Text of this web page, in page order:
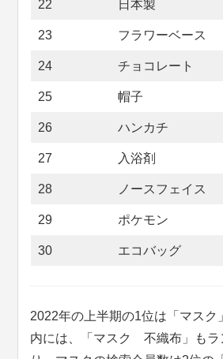
22 日本製
23 フラワーベース
24 チョコレート
25 帽子
26 ハンカチ
27 入浴剤
28 ノースフェイス
29 ポケモン
30 エコバッグ
2022年の上半期の1位は「マスク
内には、「マスク 不織布」もラ